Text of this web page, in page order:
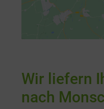
Wir liefern
nach